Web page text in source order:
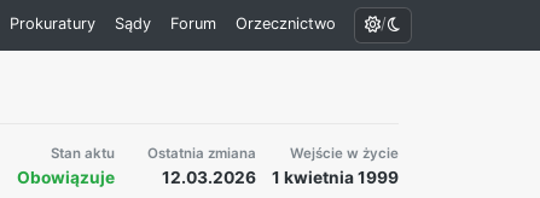
Prokuratury Sądy Forum Orzecznictwo /
Stan aktu
Obowiązuje
Ostatnia zmiana
12.03.2026
Wejście w życie
1 kwietnia 1999